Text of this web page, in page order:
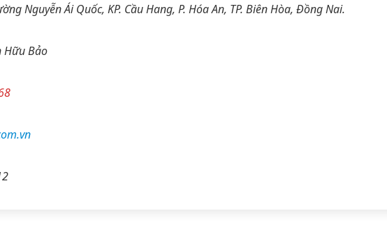
Nguyễn Ái Quốc, KP. Cầu Hang, P. Hóa An, TP. Biên Hòa, Đồng Nai.
Hữu Bảo